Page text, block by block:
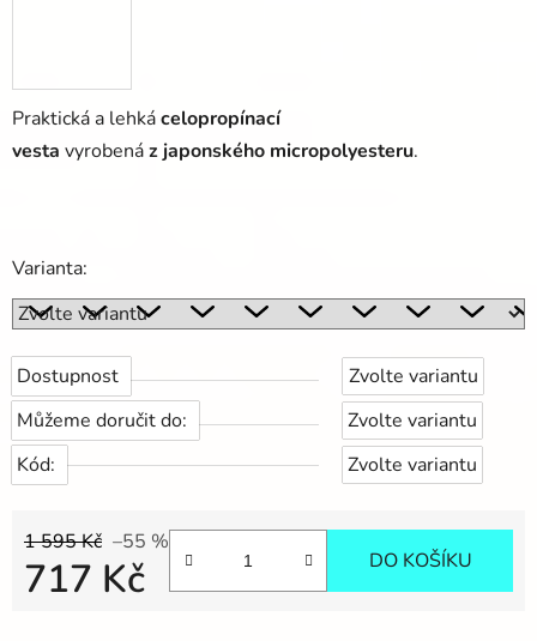
Praktická a lehkácelopropínací
vesta vyrobenáz japonského micropolyesteru.
Varianta:
Dostupnost
Zvolte variantu
Můžeme doručit do:
Zvolte variantu
Kód:
Zvolte variantu
1 595 Kč –55 %
717 Kč DO KOŠÍKU